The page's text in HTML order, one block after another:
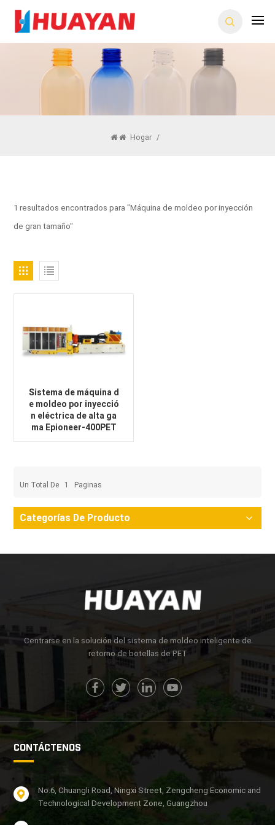
Hogar /
1 resultados encontrados para "Máquina de moldeo por inyección
de gran tamaño"
Sistema de máquina d
e moldeo por inyecció
n eléctrica de alta ga
ma Epioneer-400PET
Un Total De 1 Paginas
Categorías De Producto
Centrarse en la solución del sistema de moldeo inteligente de
retorno de botellas de PET
CONTÁCTENOS
No.6, Chuangli Road, Ningxi Street, Zengcheng Economic and
Technological Development Zone, Guangzhou